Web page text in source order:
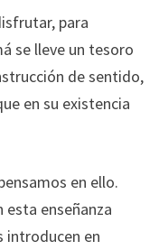
para
se lleve un tesoro
de sentido,
en su existencia
en ello.
esta enseñanza
introducen en